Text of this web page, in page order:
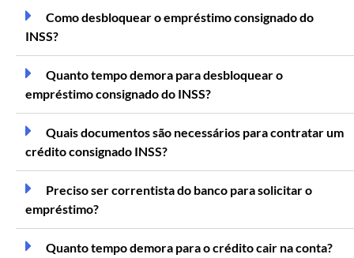
Como desbloquear o empréstimo consignado do
INSS?
Quanto tempo demora para desbloquear o
empréstimo consignado do INSS?
Quais documentos são necessários para contratar um
crédito consignado INSS?
Preciso ser correntista do banco para solicitar o
empréstimo?
Quanto tempo demora para o crédito cair na conta?